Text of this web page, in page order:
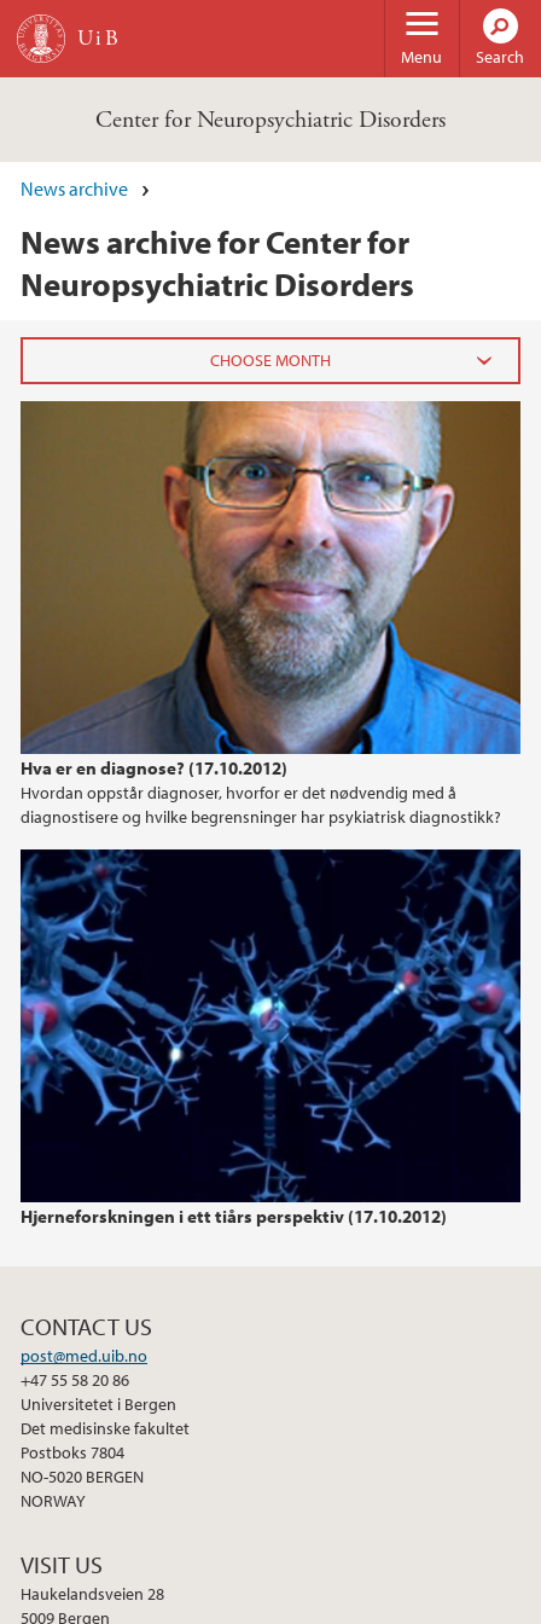
Skip to main content
Menu Search
Center for Neuropsychiatric Disorders
News archive
News archive for Center for
Neuropsychiatric Disorders
Hva er en diagnose? (17.10.2012)
Hvordan oppstår diagnoser, hvorfor er det nødvendig med å
diagnostisere og hvilke begrensninger har psykiatrisk diagnostikk?
Hjerneforskningen i ett tiårs perspektiv (17.10.2012)
2024
November (1)
2023
2022
2021
2019
2017
2016
2015
2014
2013
2012
2011
CONTACT US
post@med.uib.no
+47 55 58 20 86
Universitetet i Bergen
Det medisinske fakultet
Postboks 7804
NO-5020 BERGEN
NORWAY
VISIT US
Haukelandsveien 28
5009 Bergen